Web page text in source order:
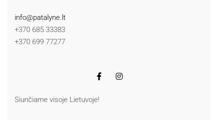
info@patalyne.lt
+370 685 33383
+370 699 77277
Siunčiame visoje Lietuvoje!